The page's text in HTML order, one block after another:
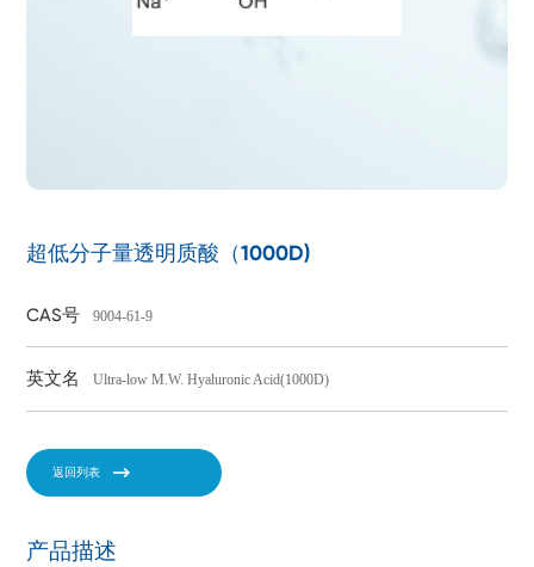
超低分子量透明质酸（1000D)
CAS号 9004-61-9
英文名 Ultra-low M.W. Hyaluronic Acid(1000D)
返回列表
产品描述